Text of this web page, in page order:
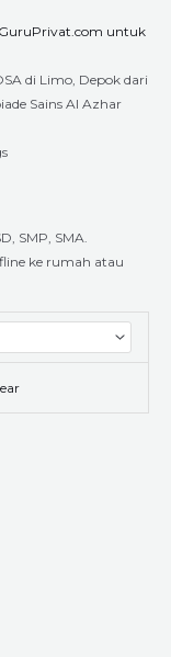
di Limo, Depok dari
Sains Al Azhar
SMP, SMA.
ke rumah atau